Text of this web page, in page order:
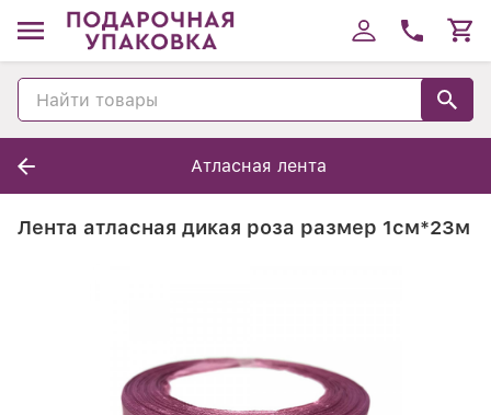
Атласная лента
Лента атласная дикая роза размер 1см*23м